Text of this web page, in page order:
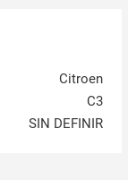
Citroen
C3
SIN DEFINIR